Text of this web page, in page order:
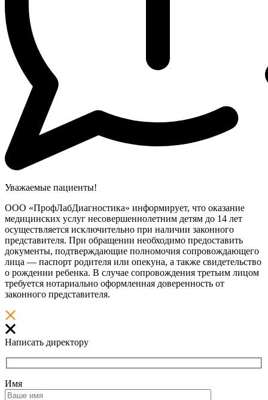
Уважаемые пациенты!
ООО «ПрофЛабДиагностика» информирует, что оказание
медицинских услуг несовершеннолетним детям до 14 лет
осуществляется исключительно при наличии законного
представителя. При обращении необходимо предоставить
документы, подтверждающие полномочия сопровождающего
лица — паспорт родителя или опекуна, а также свидетельство
о рождении ребенка. В случае сопровождения третьим лицом
требуется нотариально оформленная доверенность от
законного представителя.
Написать директору
Имя